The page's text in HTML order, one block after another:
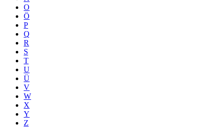
O
Ö
P
Q
R
S
T
U
Ü
V
W
X
Y
Z